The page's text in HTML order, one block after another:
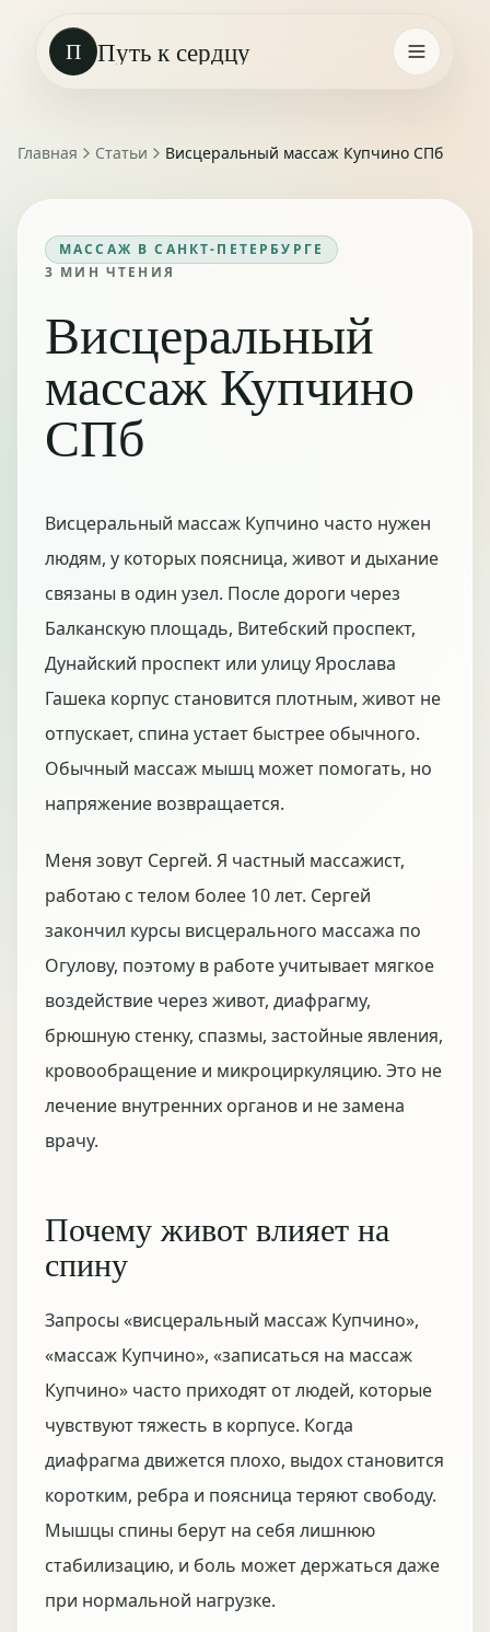
П Путь к сердцу
Главная Статьи Висцеральный массаж Купчино СПб
МАССАЖ В САНКТ-ПЕТЕРБУРГЕ
3 МИН ЧТЕНИЯ
Висцеральный
массаж Купчино
СПб
Висцеральный массаж Купчино часто нужен
людям, у которых поясница, живот и дыхание
связаны в один узел. После дороги через
Балканскую площадь, Витебский проспект,
Дунайский проспект или улицу Ярослава
Гашека корпус становится плотным, живот не
отпускает, спина устает быстрее обычного.
Обычный массаж мышц может помогать, но
напряжение возвращается.
Меня зовут Сергей. Я частный массажист,
работаю с телом более 10 лет. Сергей
закончил курсы висцерального массажа по
Огулову, поэтому в работе учитывает мягкое
воздействие через живот, диафрагму,
брюшную стенку, спазмы, застойные явления,
кровообращение и микроциркуляцию. Это не
лечение внутренних органов и не замена
врачу.
Почему живот влияет на
спину
Запросы «висцеральный массаж Купчино»,
«массаж Купчино», «записаться на массаж
Купчино» часто приходят от людей, которые
чувствуют тяжесть в корпусе. Когда
диафрагма движется плохо, выдох становится
коротким, ребра и поясница теряют свободу.
Мышцы спины берут на себя лишнюю
стабилизацию, и боль может держаться даже
при нормальной нагрузке.